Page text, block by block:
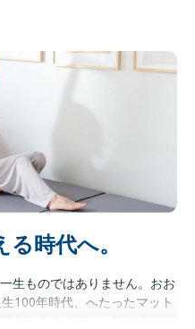
も、さらには人間的成長にも
は寝ています。
に使いませんか。人は必ず眠
時代へ。
生ものではありません。おお
100年時代、へたったマット